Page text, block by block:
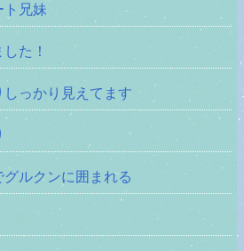
ト兄妹
た！
っかり見えてます
ルクンに囲まれる